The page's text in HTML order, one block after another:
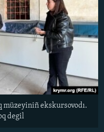
müzeyiniñ ekskursovodı.
degil